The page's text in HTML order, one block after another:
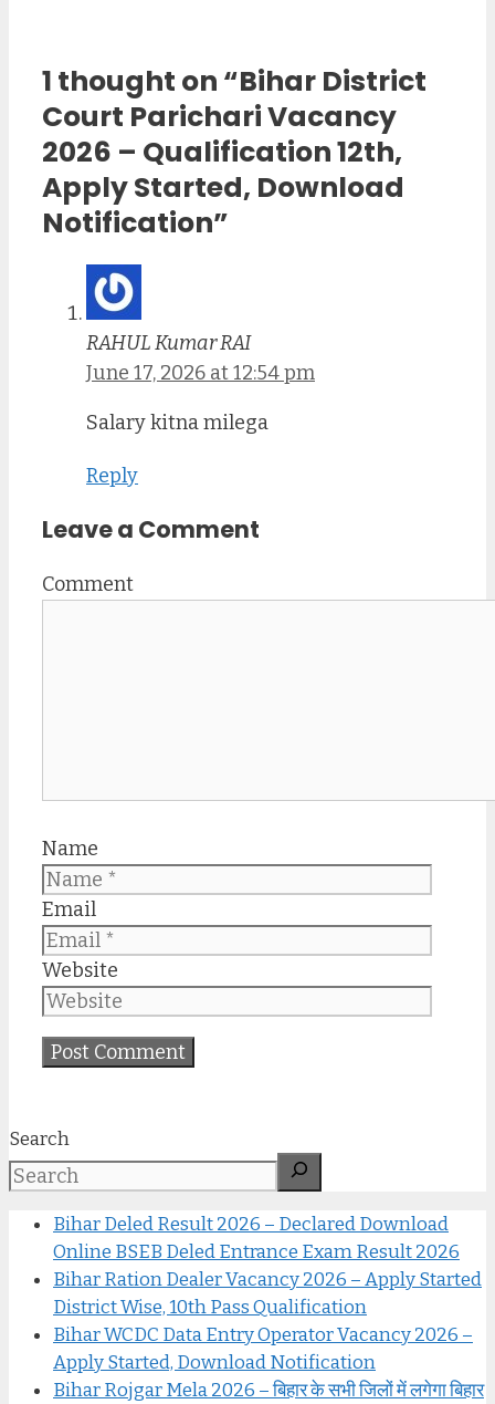
1 thought on “Bihar District
Court Parichari Vacancy
2026 – Qualification 12th,
Apply Started, Download
Notification”
RAHUL Kumar RAI
June 17, 2026 at 12:54 pm
Salary kitna milega
Reply
Leave a Comment
Comment
Name
Email
Website
Search
Bihar Deled Result 2026 – Declared Download
Online BSEB Deled Entrance Exam Result 2026
Bihar Ration Dealer Vacancy 2026 – Apply Started
District Wise, 10th Pass Qualification
Bihar WCDC Data Entry Operator Vacancy 2026 –
Apply Started, Download Notification
Bihar Rojgar Mela 2026 – बिहार के सभी जिलों में लगेगा बिहार